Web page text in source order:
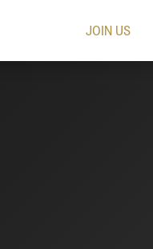
JOIN US